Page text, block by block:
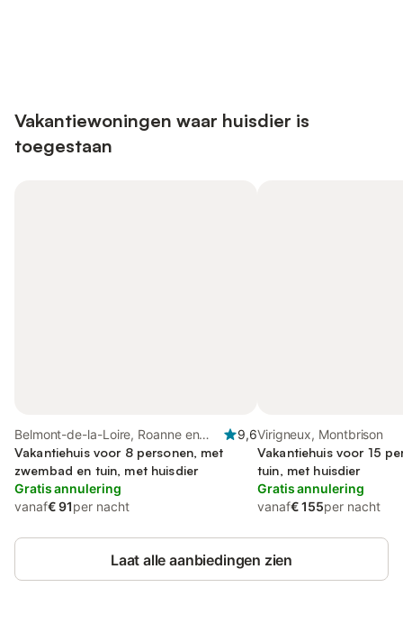
Vakantiewoningen waar huisdier is
toegestaan
Belmont-de-la-Loire, Roanne en
omgeving
9,6
Vakantiehuis voor 8 personen, met
zwembad en tuin, met huisdier
Gratis annulering
vanaf€ 91per nacht
Virigneux, Montbrison
Vakantiehuis voor 15
tuin, met huisdier
Gratis annulering
vanaf€ 155per nacht
Laat alle aanbiedingen zien